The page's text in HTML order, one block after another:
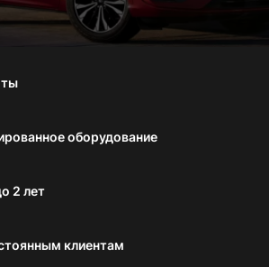
оборудование
2 лет
клиентам